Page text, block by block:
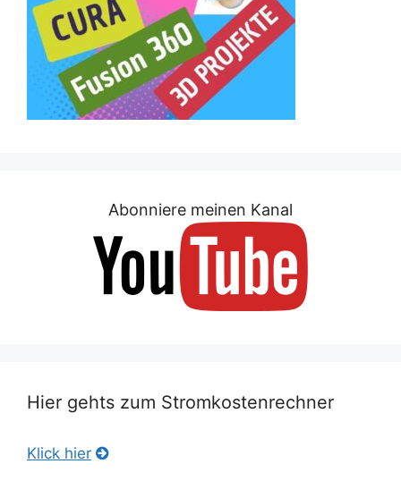
Abonniere meinen Kanal
Hier gehts zum Stromkostenrechner
Klick hier